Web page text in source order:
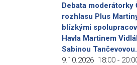
Debata moderátorky
rozhlasu Plus
blízkými
Havla Martinem
Sabinou Tančevovou.
9.10.2026 18:00 -